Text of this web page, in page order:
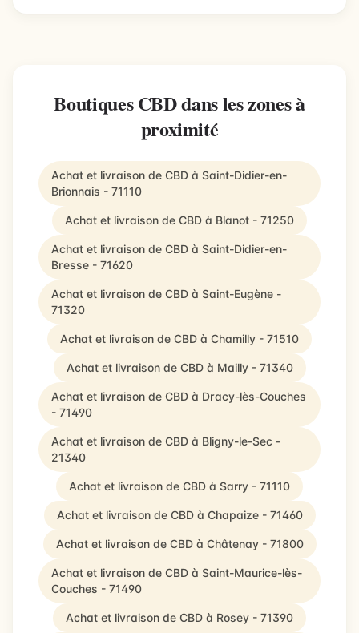
Boutiques CBD dans les zones à
proximité
Achat et livraison de CBD à Saint-Didier-en-
Brionnais - 71110
Achat et livraison de CBD à Blanot - 71250
Achat et livraison de CBD à Saint-Didier-en-
Bresse - 71620
Achat et livraison de CBD à Saint-Eugène -
71320
Achat et livraison de CBD à Chamilly - 71510
Achat et livraison de CBD à Mailly - 71340
Achat et livraison de CBD à Dracy-lès-Couches
- 71490
Achat et livraison de CBD à Bligny-le-Sec -
21340
Achat et livraison de CBD à Sarry - 71110
Achat et livraison de CBD à Chapaize - 71460
Achat et livraison de CBD à Châtenay - 71800
Achat et livraison de CBD à Saint-Maurice-lès-
Couches - 71490
Achat et livraison de CBD à Rosey - 71390